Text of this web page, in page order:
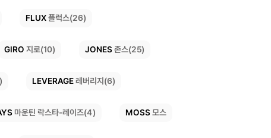
FLUX플럭스(26)
GIRO 지로(10) JONES존스(25)
LEVERAGE레버리지(6)
마운틴 락스타-레이즈(4) MOSS모스